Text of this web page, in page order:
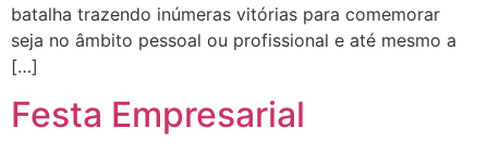
batalha trazendo inúmeras vitórias para comemorar
seja no âmbito pessoal ou profissional e até mesmo a
[…]
Festa Empresarial